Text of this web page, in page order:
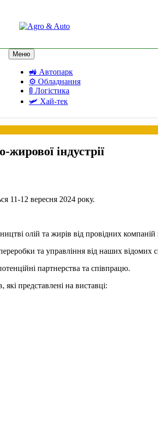
Меню
🚜 Автопарк
⚙️ Обладнання
🚦 Логістика
🛩️ Хай-тек
індустрії
12 вересня 2024 року.
олій та жирів від провідних компаній
та управління від наших відомих
партнерства та співпрацю.
представлені на виставці: